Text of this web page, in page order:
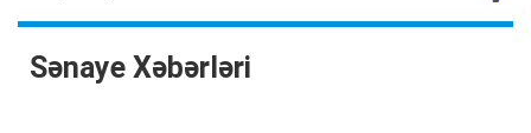
Sənaye Xəbərləri